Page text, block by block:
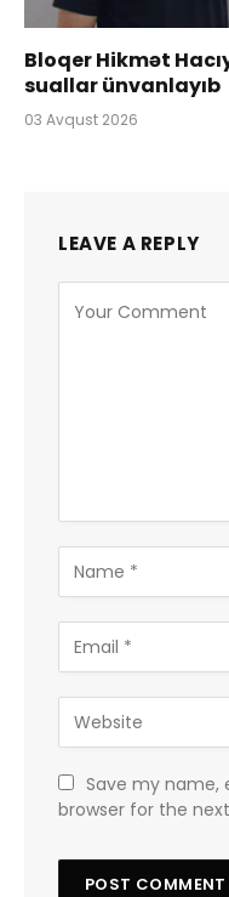
Bloqer Hikmət
suallar ünvanlayıb
03 Avqust 2026
LEAVE A REPLY
Save my name,
browser for the